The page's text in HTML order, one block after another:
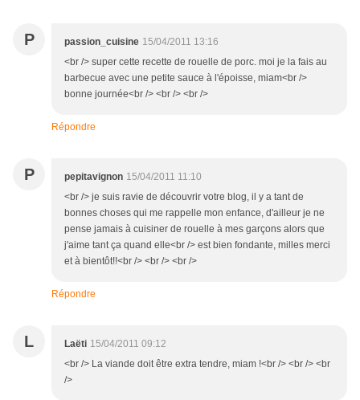
P passion_cuisine 15/04/2011 13:16
<br /> super cette recette de rouelle de porc. moi je la fais au
barbecue avec une petite sauce à l'époisse, miam<br />
bonne journée<br /> <br /> <br />
Répondre
P pepitavignon 15/04/2011 11:10
<br /> je suis ravie de découvrir votre blog, il y a tant de
bonnes choses qui me rappelle mon enfance, d'ailleur je ne
pense jamais à cuisiner de rouelle à mes garçons alors que
j'aime tant ça quand elle<br /> est bien fondante, milles merci
et à bientôt!!<br /> <br /> <br />
Répondre
L Laëti 15/04/2011 09:12
<br /> La viande doit être extra tendre, miam !<br /> <br /> <br
/>